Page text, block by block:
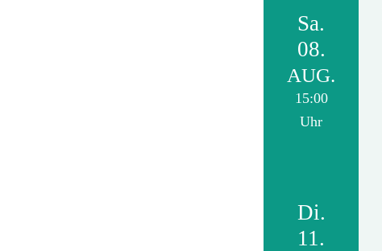
Sa.
08.
AUG.
15:00
Uhr
Di.
11.